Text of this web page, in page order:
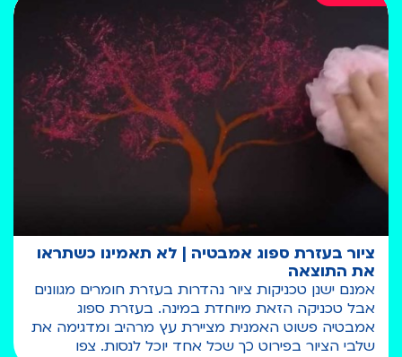
ציור בעזרת ספוג אמבטיה | לא תאמינו כשתראו
את התוצאה
אמנם ישנן טכניקות ציור נהדרות בעזרת חומרים מגוונים
אבל טכניקה הזאת מיוחדת במינה. בעזרת ספוג
אמבטיה פשוט האמנית מציירת עץ מרהיב ומדגימה את
שלבי הציור בפירוט כך שכל אחד יוכל לנסות. צפו